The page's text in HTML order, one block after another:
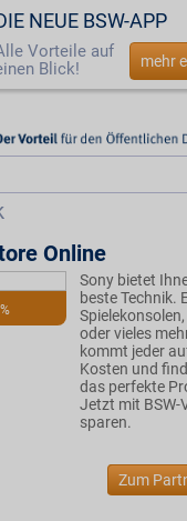
NEUE BSW-APP
Vorteile auf
Blick!
mehr
Mitglied werden
25 82
Online
Sony bietet
beste Technik.
oder vieles
kommt jeder
Kosten und
das perfekte
Jetzt mit BSW-
sparen.
Zum